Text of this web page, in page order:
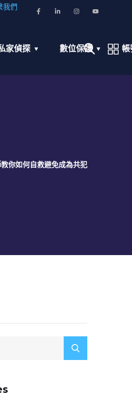
我們
家偵探 數位保護
你如何自救避免成為共犯